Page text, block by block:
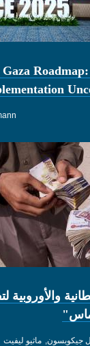
Gaza
والأوروبية
جيكوبسون ماثيو ليفيت